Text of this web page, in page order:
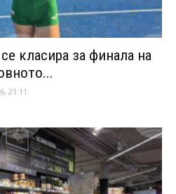
класира за финала на
21:11